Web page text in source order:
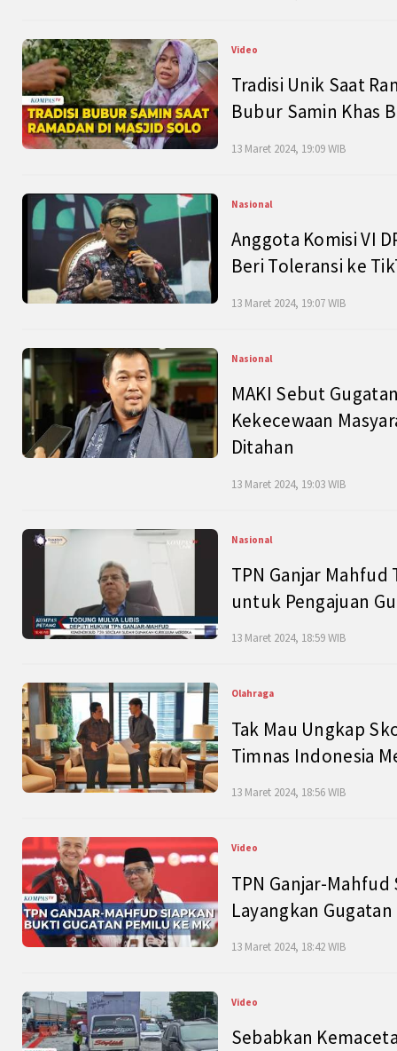
Video
Tradisi Unik Saat
Bubur Samin Khas
13 Maret 2024, 19:09 WIB
Nasional
Anggota Komisi VI
Beri Toleransi ke
13 Maret 2024, 19:07 WIB
Nasional
MAKI Sebut
Kekecewaan
Ditahan
13 Maret 2024, 19:03 WIB
Nasional
TPN Ganjar
untuk Pengajuan
13 Maret 2024, 18:59 WIB
Olahraga
Tak Mau Ungkap
Timnas Indonesia
13 Maret 2024, 18:56 WIB
Video
TPN Ganjar-
Layangkan
13 Maret 2024, 18:42 WIB
Video
Sebabkan